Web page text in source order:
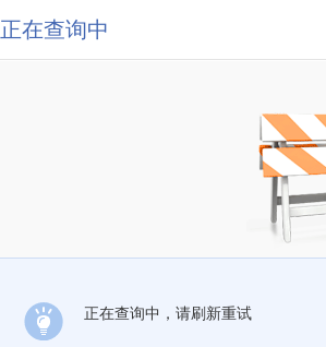
正在查询中
正在查询中，请刷新重试